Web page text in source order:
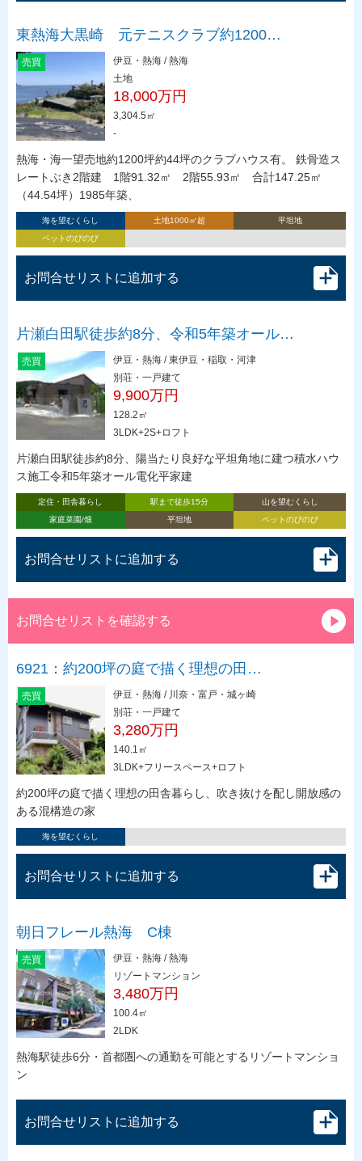
東熱海大黒崎 元テニスクラブ約1200…
売買
伊豆・熱海 / 熱海
土地
18,000万円
3,304.5㎡
-
熱海・海一望売地約1200坪約44坪のクラブハウス有。 鉄骨造ス
レートぶき2階建 1階91.32㎡ 2階55.93㎡ 合計147.25㎡
（44.54坪）1985年築、
海を望むくらし 土地1000㎡超
平坦地
ペットのびのび
お問合せリストに追加する
片瀬白田駅徒歩約8分、令和5年築オール…
売買
伊豆・熱海 / 東伊豆・稲取・河津
別荘・一戸建て
9,900万円
128.2㎡
3LDK+2S+ロフト
片瀬白田駅徒歩約8分、陽当たり良好な平坦角地に建つ積水ハウ
ス施工令和5年築オール電化平家建
定住・田舎暮らし 駅まで徒歩15分
山を望むくらし
家庭菜園/畑
平坦地 ペットのびのび
お問合せリストに追加する
お問合せリストを確認する
6921：約200坪の庭で描く理想の田…
売買
伊豆・熱海 / 川奈・富戸・城ヶ崎
別荘・一戸建て
3,280万円
140.1㎡
3LDK+フリースペース+ロフト
約200坪の庭で描く理想の田舎暮らし、吹き抜けを配し開放感の
ある混構造の家
海を望むくらし
お問合せリストに追加する
朝日フレール熱海 C棟
売買
伊豆・熱海 / 熱海
リゾートマンション
3,480万円
100.4㎡
2LDK
熱海駅徒歩6分・首都圏への通勤を可能とするリゾートマンショ
ン
お問合せリストに追加する